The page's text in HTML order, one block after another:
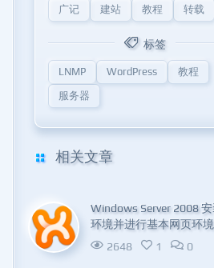
广记 建站 教程 转载
标签
LNMP WordPress
教程
服务器
相关文章
Windows Server 2008 安
环境并进行基本网页环
2648
1 0